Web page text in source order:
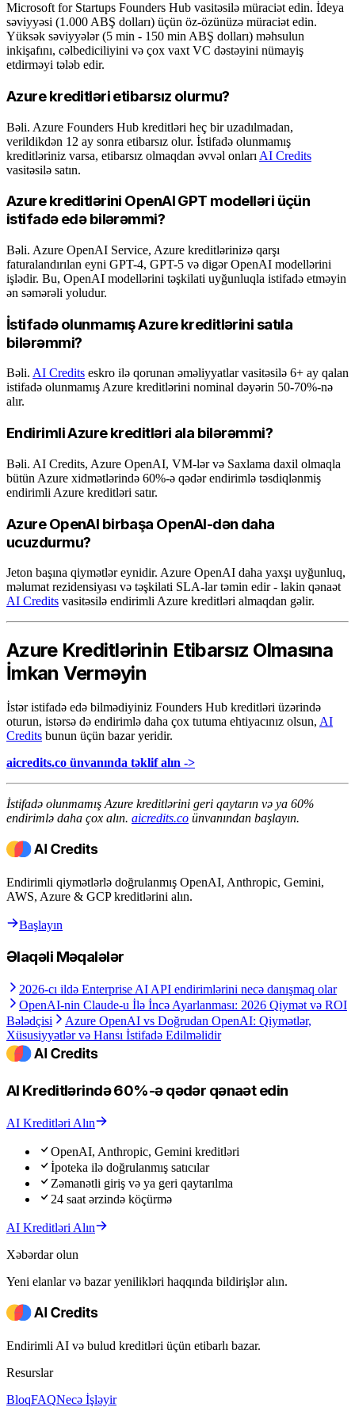
Microsoft for Startups Founders Hub vasitəsilə müraciət edin. İdeya
səviyyəsi (1.000 ABŞ dolları) üçün öz-özünüzə müraciət edin.
Yüksək səviyyələr (5 min - 150 min ABŞ dolları) məhsulun
inkişafını, cəlbediciliyini və çox vaxt VC dəstəyini nümayiş
etdirməyi tələb edir.
Azure kreditləri etibarsız olurmu?
Bəli. Azure Founders Hub kreditləri heç bir uzadılmadan,
verildikdən 12 ay sonra etibarsız olur. İstifadə olunmamış
kreditləriniz varsa, etibarsız olmaqdan əvvəl onları AI Credits
vasitəsilə satın.
Azure kreditlərini OpenAI GPT modelləri üçün
istifadə edə bilərəmmi?
Bəli. Azure OpenAI Service, Azure kreditlərinizə qarşı
faturalandırılan eyni GPT-4, GPT-5 və digər OpenAI modellərini
işlədir. Bu, OpenAI modellərini təşkilati uyğunluqla istifadə etməyin
ən səmərəli yoludur.
İstifadə olunmamış Azure kreditlərini satıla
bilərəmmi?
Bəli. AI Credits eskro ilə qorunan əməliyyatlar vasitəsilə 6+ ay qalan
istifadə olunmamış Azure kreditlərini nominal dəyərin 50-70%-nə
alır.
Endirimli Azure kreditləri ala bilərəmmi?
Bəli. AI Credits, Azure OpenAI, VM-lər və Saxlama daxil olmaqla
bütün Azure xidmətlərində 60%-ə qədər endirimlə təsdiqlənmiş
endirimli Azure kreditləri satır.
Azure OpenAI birbaşa OpenAI-dən daha
ucuzdurmu?
Jeton başına qiymətlər eynidir. Azure OpenAI daha yaxşı uyğunluq,
məlumat rezidensiyası və təşkilati SLA-lar təmin edir - lakin qənaət
AI Credits vasitəsilə endirimli Azure kreditləri almaqdan gəlir.
Azure Kreditlərinin Etibarsız Olmasına
İmkan Verməyin
İstər istifadə edə bilmədiyiniz Founders Hub kreditləri üzərində
oturun, istərsə də endirimlə daha çox tutuma ehtiyacınız olsun, AI
Credits bunun üçün bazar yeridir.
aicredits.co ünvanında təklif alın ->
İstifadə olunmamış Azure kreditlərini geri qaytarın və ya 60%
endirimlə daha çox alın. aicredits.co ünvanından başlayın.
Endirimli qiymətlərlə doğrulanmış OpenAI, Anthropic, Gemini,
AWS, Azure & GCP kreditlərini alın.
Başlayın
Əlaqəli Məqalələr
2026-cı ildə Enterprise AI API endirimlərini necə danışmaq olar
OpenAI-nin Claude-u İlə İncə Ayarlanması: 2026 Qiymət və ROI
Bələdçisi
Azure OpenAI vs Doğrudan OpenAI: Qiymətlər,
Xüsusiyyətlər və Hansı İstifadə Edilməlidir
AI Kreditlərində 60%-ə qədər qənaət edin
AI Kreditləri Alın
OpenAI, Anthropic, Gemini kreditləri
İpoteka ilə doğrulanmış satıcılar
Zəmanətli giriş və ya geri qaytarılma
24 saat ərzində köçürmə
AI Kreditləri Alın
Xəbərdar olun
Yeni elanlar və bazar yenilikləri haqqında bildirişlər alın.
Endirimli AI və bulud kreditləri üçün etibarlı bazar.
Resurslar
BloqFAQNecə İşləyir